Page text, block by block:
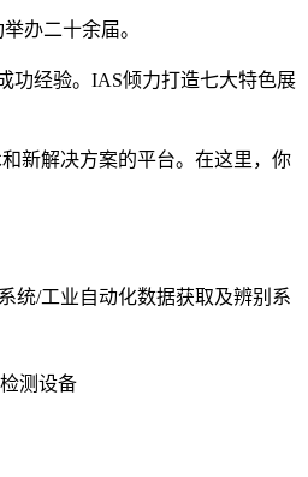
办二十余届。
功经验。IAS倾力打造七大特色展
新解决方案的平台。在这里，你
统/工业自动化数据获取及辨别系
测设备